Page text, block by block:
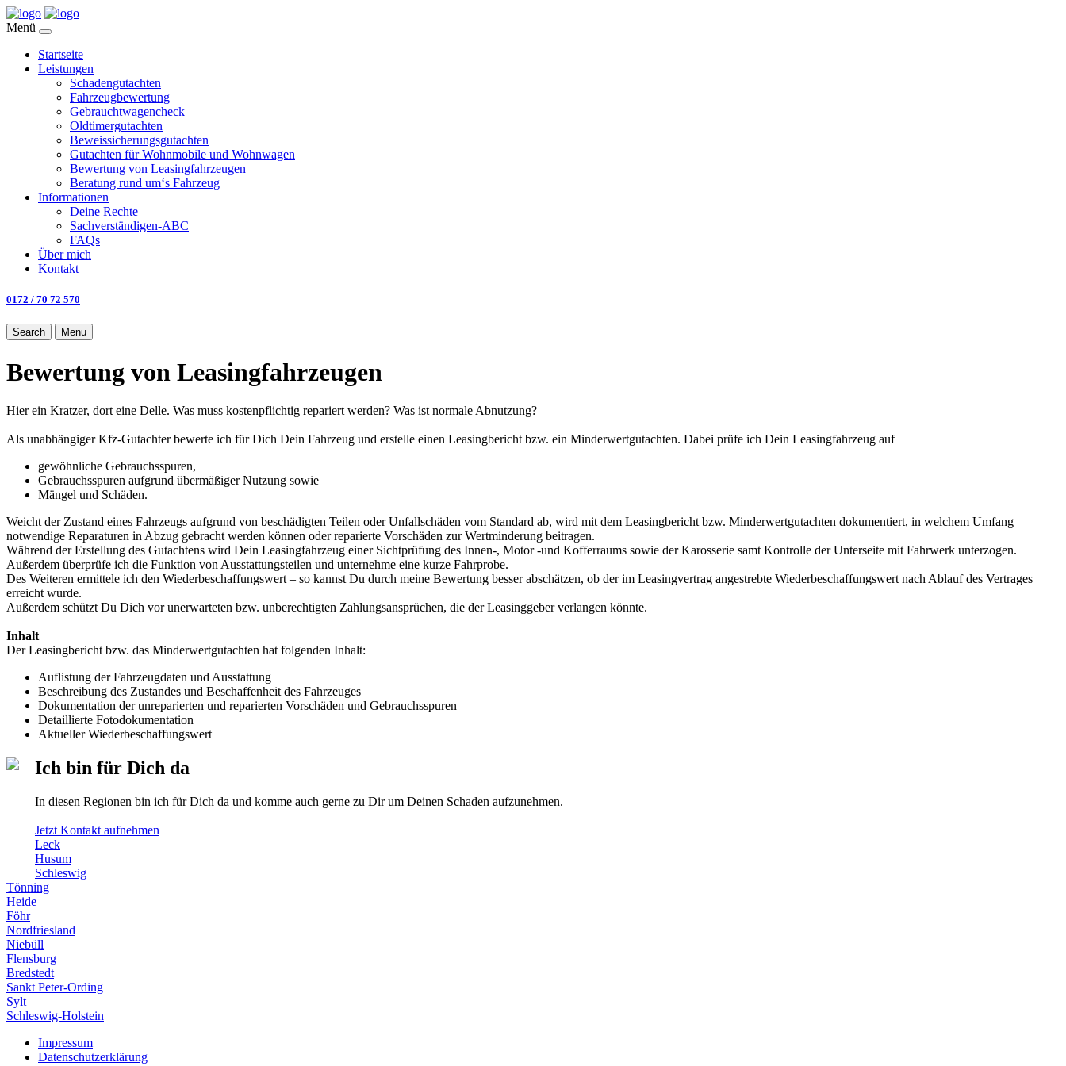
Menü
Startseite
Leistungen
Schadengutachten
Fahrzeugbewertung
Gebrauchtwagencheck
Oldtimergutachten
Beweissicherungsgutachten
Gutachten für Wohnmobile und Wohnwagen
Bewertung von Leasingfahrzeugen
Beratung rund um‘s Fahrzeug
Informationen
Deine Rechte
Sachverständigen-ABC
FAQs
Über mich
Kontakt
0172 / 70 72 570
Search Menu
Bewertung von Leasingfahrzeugen
Hier ein Kratzer, dort eine Delle. Was muss kostenpflichtig repariert werden? Was ist normale Abnutzung?
Als unabhängiger Kfz-Gutachter bewerte ich für Dich Dein Fahrzeug und erstelle einen Leasingbericht bzw. ein Minderwertgutachten. Dabei prüfe ich Dein Leasingfahrzeug auf
gewöhnliche Gebrauchsspuren,
Gebrauchsspuren aufgrund übermäßiger Nutzung sowie
Mängel und Schäden.
Weicht der Zustand eines Fahrzeugs aufgrund von beschädigten Teilen oder Unfallschäden vom Standard ab, wird mit dem Leasingbericht bzw. Minderwertgutachten dokumentiert, in welchem Umfang
notwendige Reparaturen in Abzug gebracht werden können oder reparierte Vorschäden zur Wertminderung beitragen.
Während der Erstellung des Gutachtens wird Dein Leasingfahrzeug einer Sichtprüfung des Innen-, Motor -und Kofferraums sowie der Karosserie samt Kontrolle der Unterseite mit Fahrwerk unterzogen.
Außerdem überprüfe ich die Funktion von Ausstattungsteilen und unternehme eine kurze Fahrprobe.
Des Weiteren ermittele ich den Wiederbeschaffungswert – so kannst Du durch meine Bewertung besser abschätzen, ob der im Leasingvertrag angestrebte Wiederbeschaffungswert nach Ablauf des Vertrages
erreicht wurde.
Außerdem schützt Du Dich vor unerwarteten bzw. unberechtigten Zahlungsansprüchen, die der Leasinggeber verlangen könnte.
Inhalt
Der Leasingbericht bzw. das Minderwertgutachten hat folgenden Inhalt:
Auflistung der Fahrzeugdaten und Ausstattung
Beschreibung des Zustandes und Beschaffenheit des Fahrzeuges
Dokumentation der unreparierten und reparierten Vorschäden und Gebrauchsspuren
Detaillierte Fotodokumentation
Aktueller Wiederbeschaffungswert
Ich bin für Dich da
In diesen Regionen bin ich für Dich da und komme auch gerne zu Dir um Deinen Schaden aufzunehmen.
Jetzt Kontakt aufnehmen
Leck
Husum
Schleswig
Tönning
Heide
Föhr
Nordfriesland
Niebüll
Flensburg
Bredstedt
Sankt Peter-Ording
Sylt
Schleswig-Holstein
Impressum
Datenschutzerklärung